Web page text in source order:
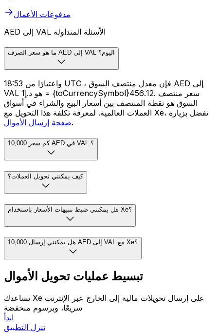
مدفوعات الأعمال
AED إلى VAL الأسئلة المتداولة
ما هو سعر الصرف AED إلى VAL اليوم؟
واعتبارًا من 18:53 UTC ، فإن معدل منتصف السوق AED إلى
VAL هو د.إ1 = {toCurrencySymbol}456.12. سعر منتصف
السوق هو نقطة المنتصف بين أسعار البيع والشراء في أسواق
العملات العالمية. لمعرفة تكلفة هذا التحويل مع Xe، تفضل بزيارة
صفحة إرسال الأموال.
كم سعر 10,000 AED في VAL ؟
كيف يمكنني تحويل العملات؟
هل يمكنني ضبط تنبيهات الأسعار باستخدام Xe؟
هل يمكنني إرسال 10,000 AED إلى VAL مع Xe؟
تبسيط عمليات تحويل الأموال
تساعدك Xe على إرسال تحويلات مالية إلى الخارج عبر الإنترنت
سريعًا، وبرسوم منخفضة
ابدأ
تنزل التطبيق